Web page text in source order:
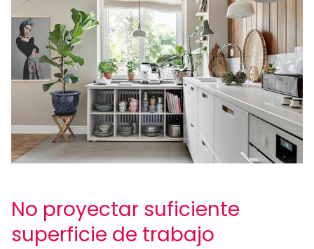
No proyectar suficiente
superficie de trabajo